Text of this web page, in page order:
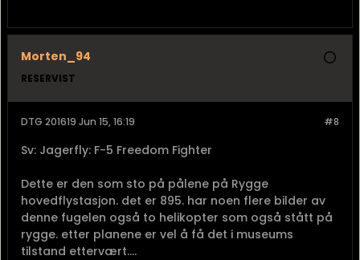
Morten_94
RESERVIST
#8
DTG 201619 Jun 15, 16:19
Sv: Jagerfly: F-5 Freedom Fighter
Dette er den som sto på pålene på Rygge
hovedflystasjon. det er 895. har noen flere bilder av
denne fugelen også to helikopter som også stått på
rygge. etter planene er vel å få det i museums
tilstand ettervært....